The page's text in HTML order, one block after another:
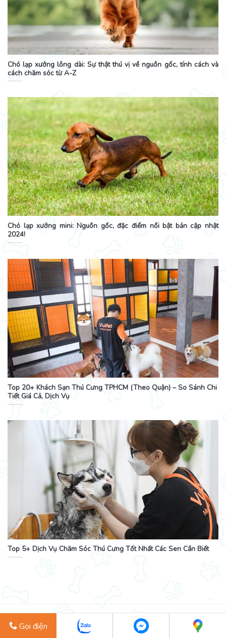
Chó lạp xưởng lông dài: Sự thật thú vị về nguồn gốc, tính cách và
cách chăm sóc từ A-Z
Chó lạp xưởng mini: Nguồn gốc, đặc điểm nổi bật bản cập nhật
2024!
Top 20+ Khách Sạn Thú Cưng TPHCM (Theo Quận) – So Sánh Chi
Tiết Giá Cả, Dịch Vụ
Top 5+ Dịch Vụ Chăm Sóc Thú Cưng Tốt Nhất Các Sen Cần Biết
CùngVui
lưu giữ các khoảnh khắc đẹp
Gọi điện